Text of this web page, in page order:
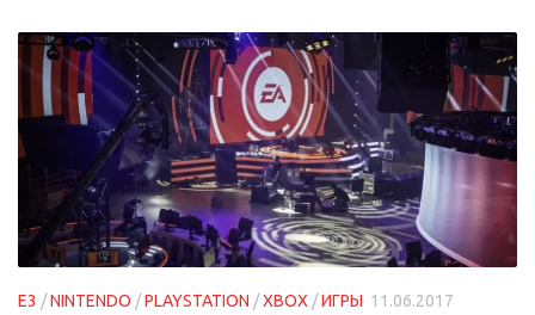
E3 /NINTENDO /PLAYSTATION /XBOX /ИГРЫ 11.06.2017